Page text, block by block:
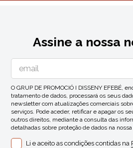
Assine a nossa
O GRUP DE PROMOCIÓ I DISSENY EFEBÉ,
tratamento de dados, processará os seus
newsletter com atualizações comerciais
serviços. Pode aceder, retificar e apagar os
outros direitos, mediante a consulta das
detalhadas sobre proteção de dados na nossa
Li e aceito as condições contidas na